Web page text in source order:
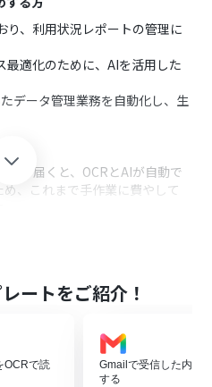
り、利用状況レポートの管理に
最適化のために、AIを活用した
データ管理業務を自動化し、生
ト
ルで届くと、OCRとAIが自動で
、これまで手作業に費やして
をYoomと連携します
クションを設定します
OCR機能を選択し、「任意の
クションでメールの添付ファイ
ートをご紹介！
OCRで読
Gmailで受信した内容
する